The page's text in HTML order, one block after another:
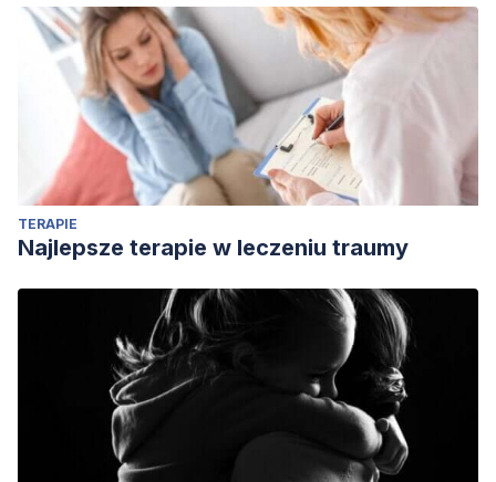
TERAPIE
Najlepsze terapie w leczeniu traumy